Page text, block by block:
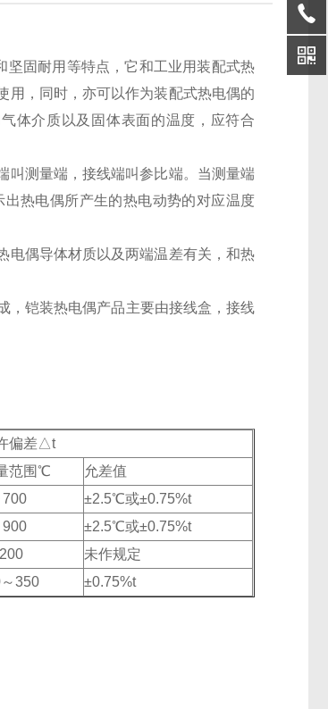
坚固耐用等特点，它和工业用装配式热
用，同时，亦可以作为装配式热电偶的
体介质以及固体表面的温度，应符合
叫测量端，接线端叫参比端。当测量端
热电偶所产生的热电动势的对应温度
电偶导体材质以及两端温差有关，和热
，铠装热电偶产品主要由接线盒，接线
偏差△t
范围℃
允差值
700
±2.5℃或±0.75%t
900 ±2.5℃或±0.75%t
未作规定
350
±0.75%t